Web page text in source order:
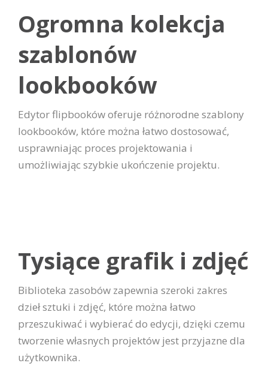
Ogromna kolekcja
szablonów
lookbooków
Edytor flipbooków oferuje różnorodne szablony
lookbooków, które można łatwo dostosować,
usprawniając proces projektowania i
umożliwiając szybkie ukończenie projektu.
Tysiące grafik i zdjęć
Biblioteka zasobów zapewnia szeroki zakres
dzieł sztuki i zdjęć, które można łatwo
przeszukiwać i wybierać do edycji, dzięki czemu
tworzenie własnych projektów jest przyjazne dla
użytkownika.